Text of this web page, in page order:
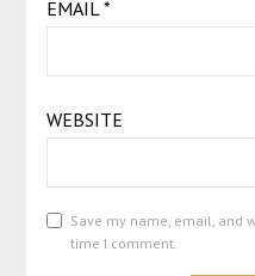
EMAIL*
WEBSITE
Save my name, email, and
time I comment.